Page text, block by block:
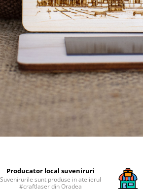
Producator local suveniruri
Suvenirurile sunt produse in atelierul
#craftlaser din Oradea